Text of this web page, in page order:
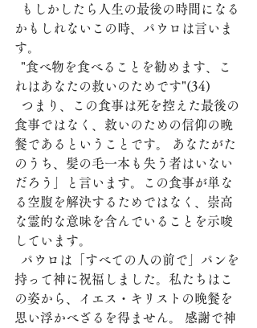
かもしれないこの時、パウロは言いま
す。
れはあなたの救いのためです"(34)
食事ではなく、救いのための信仰の晩
餐であるということです。 あなたがた
のうち、髪の毛一本も失う者はいない
だろう」と言います。この食事が単な
る空腹を解決するためではなく、崇高
な霊的な意味を含んでいることを示唆
しています。
持って神に祝福しました。私たちはこ
の姿から、イエス・キリストの晩餐を
思い浮かべざるを得ません。 感謝で神